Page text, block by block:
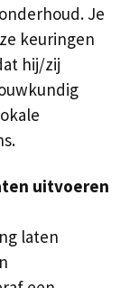
Je
keuringen
hij/zij
uitvoeren
laten